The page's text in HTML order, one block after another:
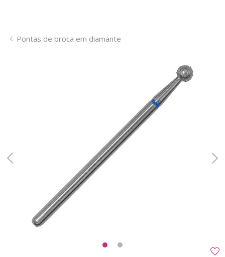
Pontas de broca em diamante